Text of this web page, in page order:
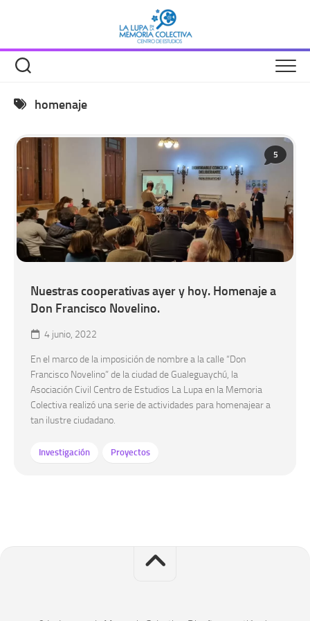
homenaje
5
Nuestras cooperativas ayer y hoy. Homenaje a
Don Francisco Novelino.
4 junio, 2022
En el marco de la imposición de nombre a la calle “Don
Francisco Novelino” de la ciudad de Gualeguaychú, la
Asociación Civil Centro de Estudios La Lupa en la Memoria
Colectiva realizó una serie de actividades para homenajear a
tan ilustre ciudadano.
Investigación Proyectos